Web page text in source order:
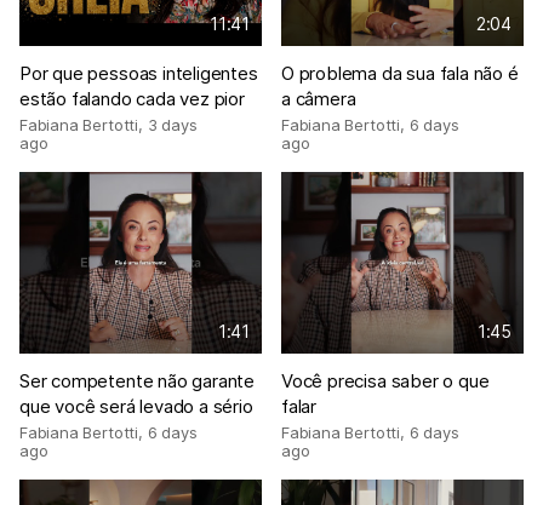
11:41
Por que pessoas inteligentes
estão falando cada vez pior
Fabiana Bertotti, 3 days
ago
2:04
O problema da sua fala não é
a câmera
Fabiana Bertotti, 6 days
ago
1:41
Ser competente não garante
que você será levado a sério
Fabiana Bertotti, 6 days
ago
1:45
Você precisa saber o que
falar
Fabiana Bertotti, 6 days
ago